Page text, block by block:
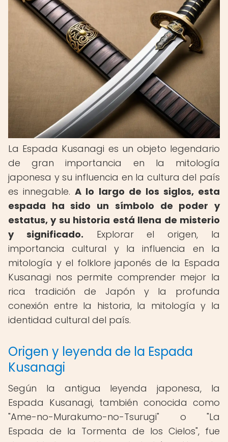
La Espada Kusanagi es un objeto legendario
de gran importancia en la mitología
japonesa y su influencia en la cultura del país
es innegable.A lo largo de los siglos, esta
espada ha sido un símbolo de poder y
estatus, y su historia está llena de misterio
y significado. Explorar el origen, la
importancia cultural y la influencia en la
mitología y el folklore japonés de la Espada
Kusanagi nos permite comprender mejor la
rica tradición de Japón y la profunda
conexión entre la historia, la mitología y la
identidad cultural del país.
Origen y leyenda de la Espada
Kusanagi
Según la antigua leyenda japonesa, la
Espada Kusanagi, también conocida como
"Ame-no-Murakumo-no-Tsurugi" o "La
Espada de la Tormenta de los Cielos", fue